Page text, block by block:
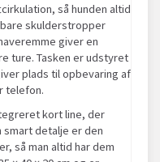
så hunden altid
skulderstropper
giver en
ture. Tasken er udstyret
plads til opbevaring af
telefon.
kort line, der
smart detalje er den
så man altid har dem